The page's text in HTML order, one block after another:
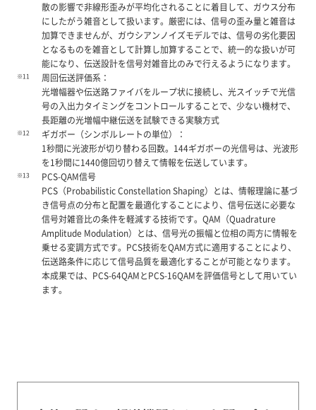
散の影響で非線形歪みが平均化されることに着目して、ガウス分布
にしたがう雑音として扱います。厳密には、信号の歪み量と雑音は
加算できませんが、ガウシアンノイズモデルでは、信号の劣化要因
となるものを雑音として計算し加算することで、統一的な扱いが可
能になり、伝送設計を信号対雑音比のみで行えるようになります。
※11
周回伝送評価系：
光増幅器や伝送路ファイバをループ状に接続し、光スイッチで光信
号の入出力タイミングをコントロールすることで、少ない機材で、
長距離の光増幅中継伝送を試験できる実験方式
※12
ギガボー（シンボルレートの単位）：
1秒間に光波形が切り替わる回数。144ギガボーの光信号は、光波形
を1秒間に1440億回切り替えて情報を伝送しています。
※13
PCS-QAM信号
PCS（Probabilistic Constellation Shaping）とは、情報理論に基づ
き信号点の分布と配置を最適化することにより、信号伝送に必要な
信号対雑音比の条件を軽減する技術です。QAM（Quadrature
Amplitude Modulation）とは、信号光の振幅と位相の両方に情報を
乗せる変調方式です。PCS技術をQAM方式に適用することにより、
伝送路条件に応じて信号品質を最適化することが可能となります。
本成果では、PCS-64QAMとPCS-16QAMを評価信号として用いてい
ます。